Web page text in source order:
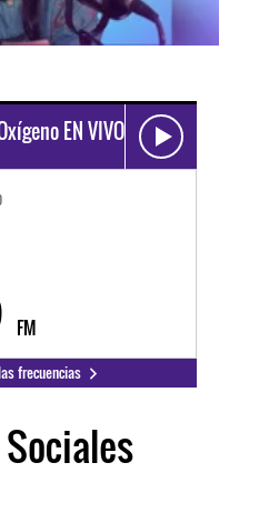
EN VIVO
FM
frecuencias